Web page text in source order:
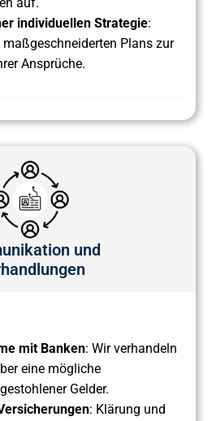
individuellen Strategie:
maßgeschneiderten Plans zur
Ansprüche.
und
mit Banken: Wir verhandeln
eine mögliche
Gelder.
: Klärung und